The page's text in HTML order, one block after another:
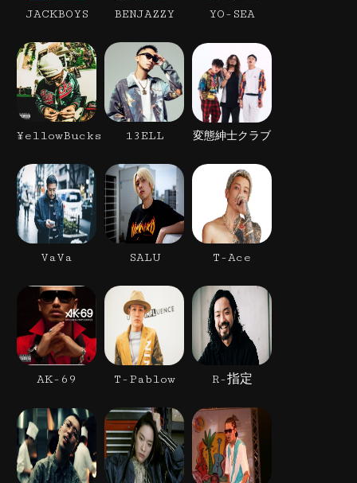
JACKBOYS BENJAZZY YO-SEA
¥ellowBucks 13ELL 変態紳士クラブ
VaVa SALU T-Ace
AK-69 T-Pablow R-指定